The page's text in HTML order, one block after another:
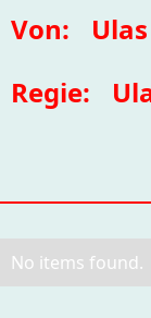
Von:
Regie:
No items found.